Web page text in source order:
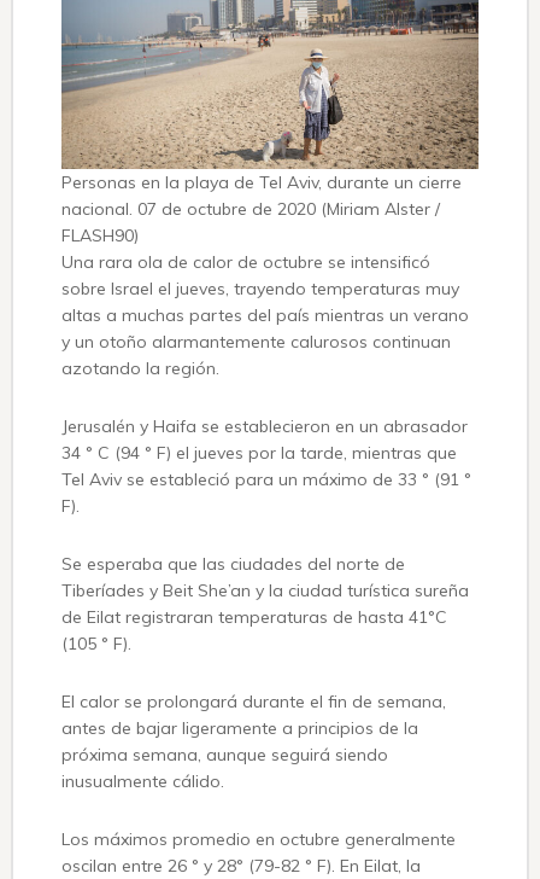
Personas en la playa de Tel Aviv, durante un cierre
nacional. 07 de octubre de 2020 (Miriam Alster /
FLASH90)
Una rara ola de calor de octubre se intensificó
sobre Israel el jueves, trayendo temperaturas muy
altas a muchas partes del país mientras un verano
y un otoño alarmantemente calurosos continuan
azotando la región.
Jerusalén y Haifa se establecieron en un abrasador
34 ° C (94 ° F) el jueves por la tarde, mientras que
Tel Aviv se estableció para un máximo de 33 ° (91 °
F).
Se esperaba que las ciudades del norte de
Tiberíades y Beit She’an y la ciudad turística sureña
de Eilat registraran temperaturas de hasta 41°C
(105 ° F).
El calor se prolongará durante el fin de semana,
antes de bajar ligeramente a principios de la
próxima semana, aunque seguirá siendo
inusualmente cálido.
Los máximos promedio en octubre generalmente
oscilan entre 26 ° y 28° (79-82 ° F). En Eilat, la